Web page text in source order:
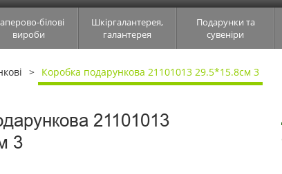
білові
вироби
Шкіргалантерея,
галантерея
Подарунки та
сувеніри
Коробка подарункова 21101013 29.5*15.8см 3
21101013
3